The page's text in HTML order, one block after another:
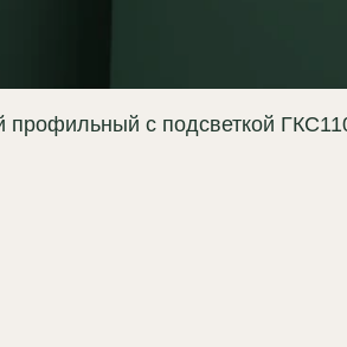
с
профильный с подсветкой